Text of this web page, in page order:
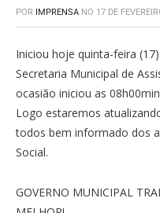
POR IMPRENSA NO 17 DE
Iniciou hoje quinta-feira
Secretaria Municipal de
ocasião iniciou as
Logo estaremos
todos bem informado dos
Social.
GOVERNO MUNICIPAL